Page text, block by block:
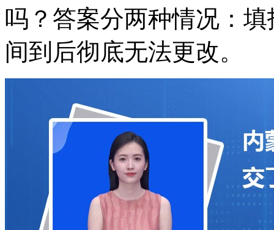
吗？答案分两种情况：
间到后彻底无法更改。